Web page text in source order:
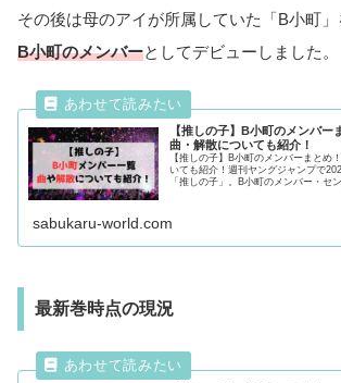
その後は母のアイが所属していた「B小町」
B小町のメンバーとしてデビューしました。
【推しの子】B小町のメンバー
曲・解散についても紹介！
【推しの子】B小町のメンバーまとめ
いても紹介！週刊ヤングジャンプで
「推しの子」。B小町のメンバー・セ
sabukaru-world.com
最新巻時点の現況